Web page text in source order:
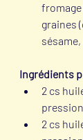
fromage
graines
Ingrédients
2 cs
2 cs